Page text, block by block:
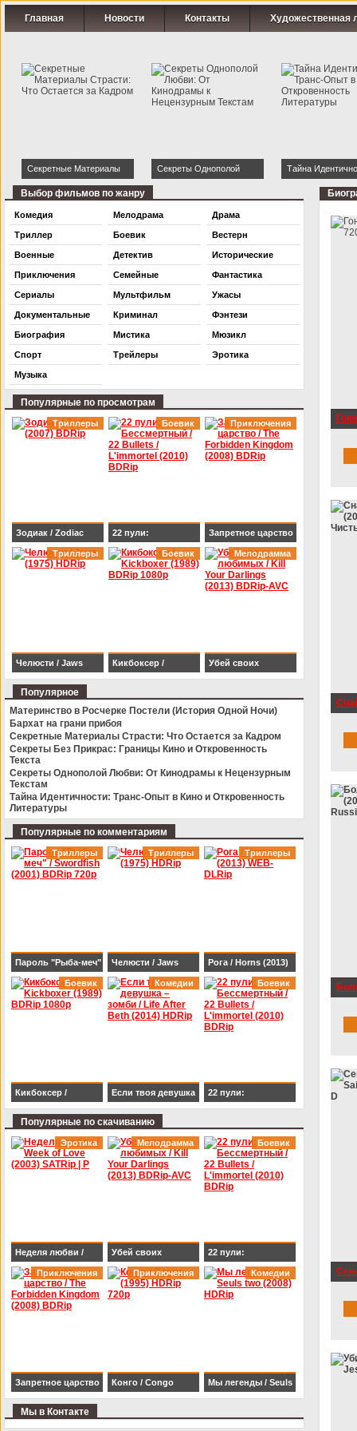
Главная Новости Контакты Художественная
Секретные Материалы
Страсти: Что Остается за
Секреты Однополой
Тайна
Транс-Опыт в
Литературы
Выбор фильмов по жанру
Комедия
Триллер
Военные
Приключения
Сериалы
Документальные
Биография
Спорт
Музыка
Мелодрама
Боевик
Детектив
Семейные
Мультфильм
Криминал
Мистика
Трейлеры
Драма
Вестерн
Исторические
Фантастика
Ужасы
Фэнтези
Мюзикл
Эротика
Популярные по просмотрам
Зодиак / Zodiac
(2007) BDRip
Триллеры
22 пули:
Бессмертный / 22
Bullets / L'immortel
Боевик
Запретное царство
/ The Forbidden
Kingdom (2008)
Приключения
Челюсти / Jaws
(1975) HDRip
Триллеры
Кикбоксер /
Боевик
Убей своих
Darlings (2013)
Мелодрамма
Популярное
Материнство в Росчерке Постели (История Одной Ночи)
Бархат на грани прибоя
Секретные Материалы Страсти: Что Остается за Кадром
Секреты Без Прикрас: Границы Кино и Откровенность
Текста
Секреты Однополой Любви: От Кинодрамы к Нецензурным
Текстам
Тайна Идентичности: Транс-Опыт в Кино и Откровенность
Литературы
Популярные по комментариям
Пароль "Рыба-меч"
/ Swordfish (2001)
BDRip 720p
Триллеры
Челюсти / Jaws
(1975) HDRip
Триллеры
Рога / Horns (2013)
WEB-DLRip
Триллеры
Кикбоксер /
Kickboxer (1989)
Боевик
Если твоя девушка
– зомби / Life After
Комедии
22 пули:
(2010) BDRip
Боевик
Популярные по скачиванию
Неделя любви /
Week of Love (2003)
SATRip | P
Эротика
Убей своих
любимых / Kill Your
Darlings (2013)
Мелодрамма
22 пули:
Бессмертный / 22
Bullets / L'immortel
Боевик
Запретное царство
/ The Forbidden
Приключения
Конго / Congo
Приключения
Мы легенды / Seuls
Комедии
Мы в Контакте